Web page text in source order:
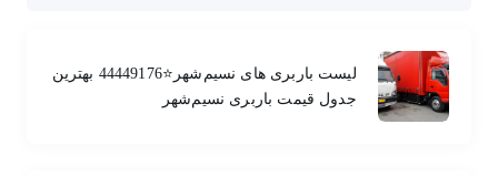
لیست باربری های نسیم‌شهر⭐️44449176 بهترین
جدول قیمت باربری نسیم‌شهر